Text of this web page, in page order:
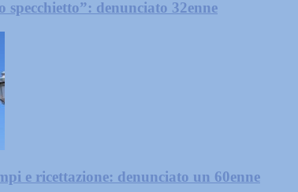
denunciato 32enne
e ricettazione: denunciato un 60enne